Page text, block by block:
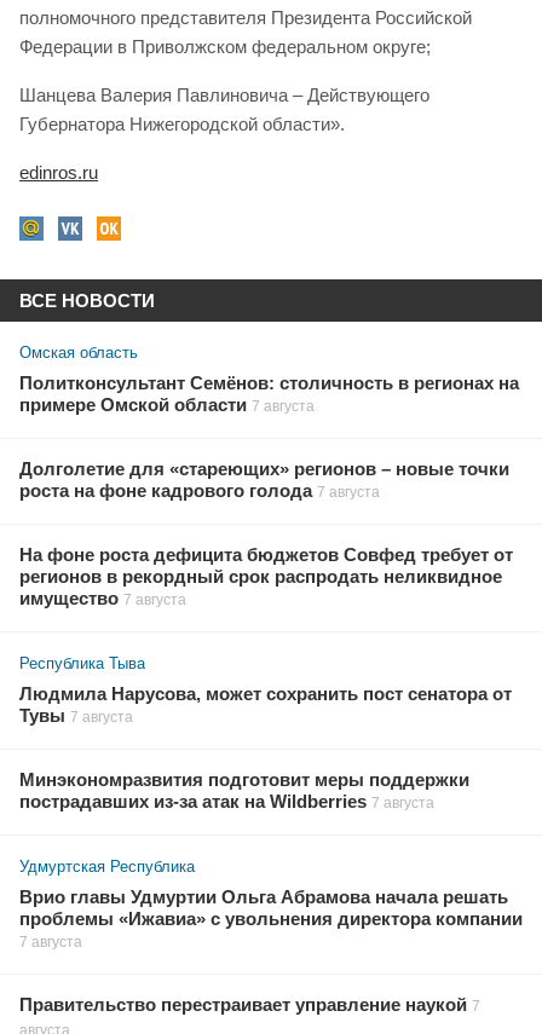
полномочного представителя Президента Российской
Федерации в Приволжском федеральном округе;
Шанцева Валерия Павлиновича – Действующего
Губернатора Нижегородской области».
edinros.ru
ВСЕ НОВОСТИ
Омская область
Политконсультант Семёнов: столичность в регионах на
примере Омской области 7 августа
Долголетие для «стареющих» регионов – новые точки
роста на фоне кадрового голода 7 августа
На фоне роста дефицита бюджетов Совфед требует от
регионов в рекордный срок распродать неликвидное
имущество 7 августа
Республика Тыва
Людмила Нарусова, может сохранить пост сенатора от
Тувы 7 августа
Минэкономразвития подготовит меры поддержки
пострадавших из-за атак на Wildberries 7 августа
Удмуртская Республика
Врио главы Удмуртии Ольга Абрамова начала решать
проблемы «Ижавиа» с увольнения директора компании
7 августа
Правительство перестраивает управление наукой 7
августа